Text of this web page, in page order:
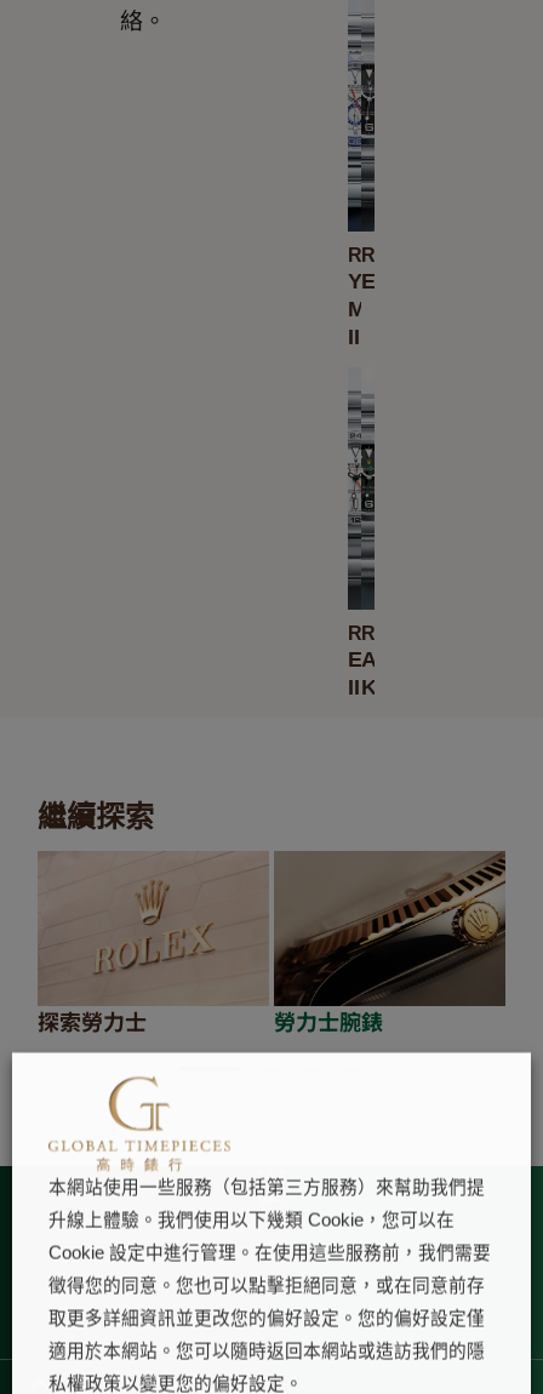
絡。
Rolex
Yacht-
Master
II
Rolex
Explorer
Rolex
Explorer
II
Rolex
Air-
King
繼續探索
探索勞力士 勞力士腕錶
本網站使用一些服務（包括第三方服務）來幫助我們提
升線上體驗。我們使用以下幾類 Cookie，您可以在
Cookie 設定中進行管理。在使用這些服務前，我們需要
徵得您的同意。您也可以點擊拒絕同意，或在同意前存
取更多詳細資訊並更改您的偏好設定。您的偏好設定僅
適用於本網站。您可以隨時返回本網站或造訪我們的隱
私權政策以變更您的偏好設定。